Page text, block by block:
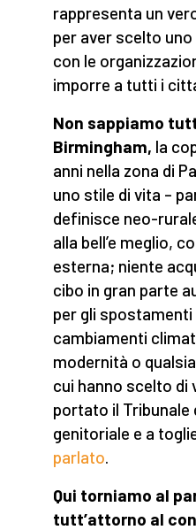
rappresenta un
per aver scelto uno
con le
imporre a tutti i
Non sappiamo
Birmingham, la
anni nella zona di
uno stile di vita –
definisce neo-
alla bell’e meglio,
esterna; niente
cibo in gran parte
per gli spostamenti
cambiamenti
modernità o
cui hanno scelto di
portato il Tribunale
genitoriale e a
parlato.
Qui torniamo al
tutt’attorno al